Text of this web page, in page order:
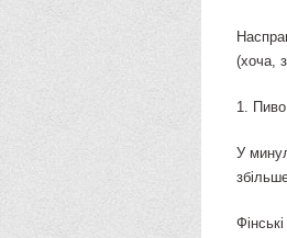
(хоча,
1. Пиво
У